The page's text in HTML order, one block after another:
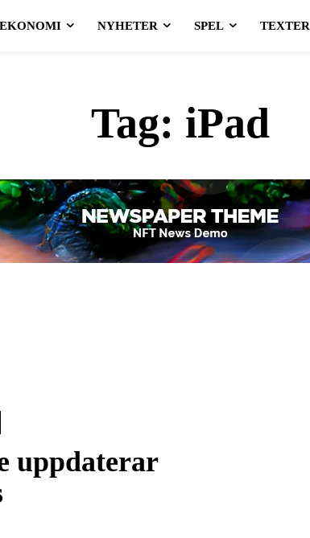
EKONOMI NYHETER SPEL TEXTER
Tag: iPad
uppdaterar